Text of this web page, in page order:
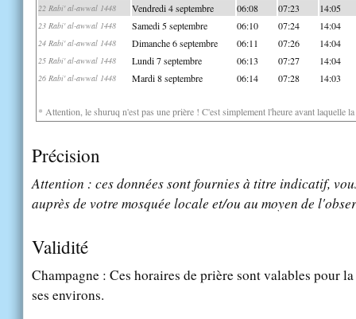
22 Rabi' al-awwal 1448 Vendredi 4 septembre 06:08 07:23 14:05
23 Rabi' al-awwal 1448 Samedi 5 septembre 06:10 07:24 14:04
24 Rabi' al-awwal 1448 Dimanche 6 septembre 06:11 07:26 14:04
25 Rabi' al-awwal 1448 Lundi 7 septembre 06:13 07:27 14:04
26 Rabi' al-awwal 1448 Mardi 8 septembre 06:14 07:28 14:03
* Attention, le shuruq n'est pas une prière ! C'est simplement l'heure avant laquelle
Précision
Attention : ces données sont fournies à titre indicatif,
auprès de votre mosquée locale et/ou au moyen de
Validité
Champagne : Ces horaires de prière sont valables pour
ses environs.